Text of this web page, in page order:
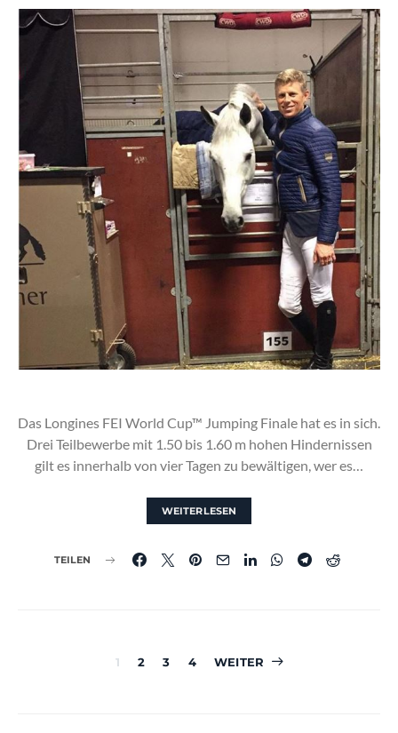
Das Longines FEI World Cup™ Jumping Finale hat es in sich.
Drei Teilbewerbe mit 1.50 bis 1.60 m hohen Hindernissen
gilt es innerhalb von vier Tagen zu bewältigen, wer es…
WEITERLESEN
TEILEN
1 2 3 4 WEITER